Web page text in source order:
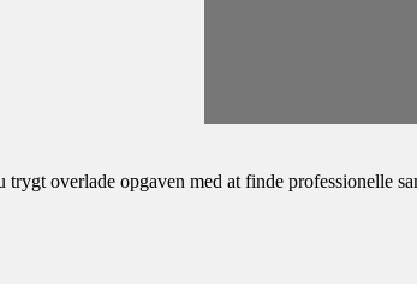
overlade opgaven med at finde professionelle